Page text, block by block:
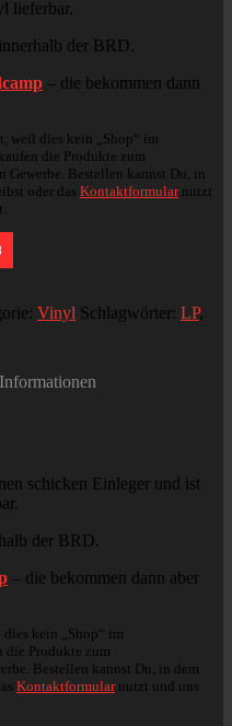
lieferbar.
der BRD.
– die bekommen dann
weil dies kein „Shop“ im
die Produkte zum
Gewerbe. Bestellen kannst Du, in
oder das Kontaktformularnutzt
Vinyl Schlagwörter: LP,
schicken Einleger und ist
der BRD.
– die bekommen dann aber
kein „Shop“ im
die Produkte zum
Bestellen kannst Du, in dem
Kontaktformularnutzt und uns